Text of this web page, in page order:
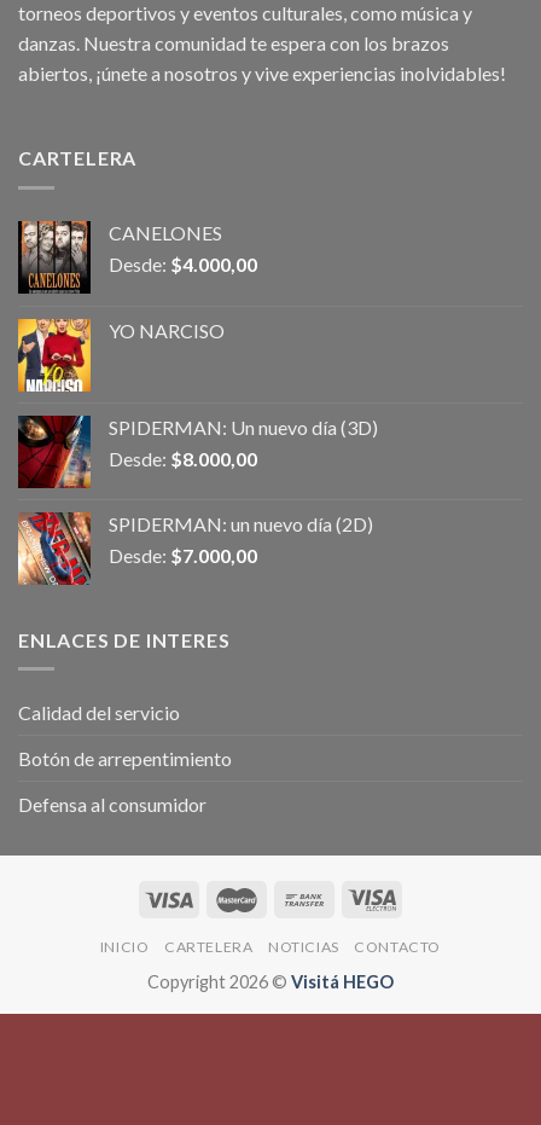
torneos deportivos y eventos culturales, como música y
danzas. Nuestra comunidad te espera con los brazos
abiertos, ¡únete a nosotros y vive experiencias inolvidables!
CARTELERA
CANELONES
Desde: $4.000,00
YO NARCISO
SPIDERMAN: Un nuevo día (3D)
Desde: $8.000,00
SPIDERMAN: un nuevo día (2D)
Desde: $7.000,00
ENLACES DE INTERES
Calidad del servicio
Botón de arrepentimiento
Defensa al consumidor
INICIO CARTELERA NOTICIAS CONTACTO
Copyright 2026 © Visitá HEGO